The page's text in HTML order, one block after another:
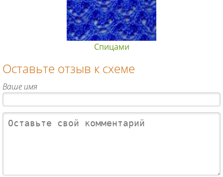
Спицами
Оставьте отзыв к схеме
Ваше имя